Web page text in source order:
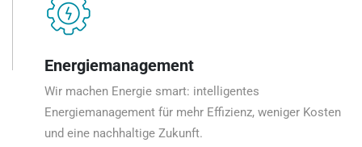
Energiemanagement
Wir machen Energie smart: intelligentes
Energiemanagement für mehr Effizienz, weniger Kosten
und eine nachhaltige Zukunft.